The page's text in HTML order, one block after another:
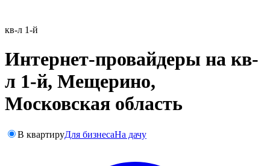
кв-л 1-й
Интернет-провайдеры на кв-
л 1-й, Мещерино,
Московская область
В квартируДля бизнесаНа дачу